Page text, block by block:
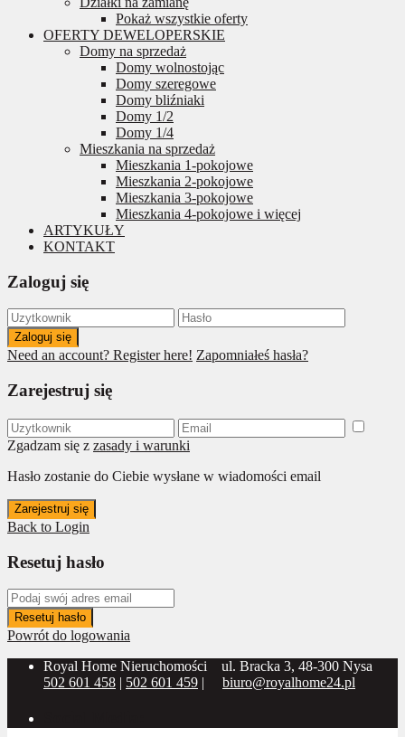
Pokaż wszystkie oferty
OFERTY DEWELOPERSKIE
Domy na sprzedaż
Domy wolnostojąc
Domy szeregowe
Domy bliźniaki
Domy 1/2
Domy 1/4
Mieszkania na sprzedaż
Mieszkania 1-pokojowe
Mieszkania 2-pokojowe
Mieszkania 3-pokojowe
Mieszkania 4-pokojowe i więcej
ARTYKUŁY
KONTAKT
Zaloguj się
Zaloguj się
Need an account? Register here! Zapomniałeś hasła?
Zarejestruj się
Zgadzam się z zasady i warunki
Hasło zostanie do Ciebie wysłane w wiadomości email
Zarejestruj się
Back to Login
Resetuj hasło
Resetuj hasło
Powrót do logowania
Royal Home Nieruchomości
ul. Bracka 3, 48-300 Nysa
502 601 458 | 502 601 459 | biuro@royalhome24.pl